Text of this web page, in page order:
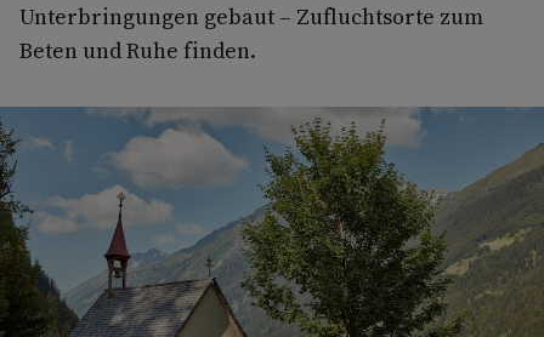
Unterbringungen gebaut – Zufluchtsorte zum
Beten und Ruhe finden.